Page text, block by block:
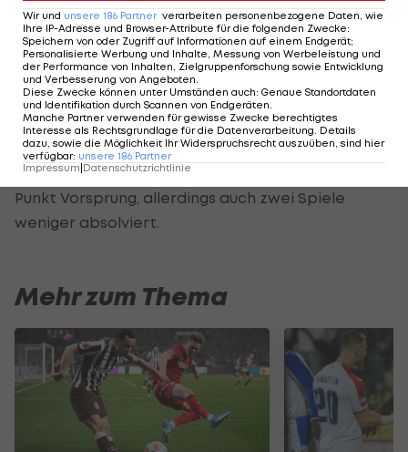
gleichen binnen sechs Minuten aus. In der 85.
Minute kommt Baidoo zu seinem Comeback und
darf wenige Minuten später über den Siegtreffer
jubeln. Abwehrkollege Ganiou trifft in der
Nachspielzeit zum 3:2-Sieg (90.+1).
Damit bleibt Lens TabellenführerParis Saint-
Germainauf den Fersen. PSG hat aktuell einen
Punkt Vorsprung, allerdings auch zwei Spiele
weniger absolviert.
Mehr zum Thema
Wir und unsere 186 Partner verarbeiten personenbezogene Daten, wie
Ihre IP-Adresse und Browser-Attribute für die folgenden Zwecke:
Speichern von oder Zugriff auf Informationen auf einem Endgerät;
Personalisierte Werbung und Inhalte, Messung von Werbeleistung und
der Performance von Inhalten, Zielgruppenforschung sowie Entwicklung
und Verbesserung von Angeboten.
Diese Zwecke können unter Umständen auch: Genaue Standortdaten
und Identifikation durch Scannen von Endgeräten.
Manche Partner verwenden für gewisse Zwecke berechtigtes
Interesse als Rechtsgrundlage für die Datenverarbeitung. Details
dazu, sowie die Möglichkeit Ihr Widerspruchsrecht auszuüben, sind hier
verfügbar: unsere 186 Partner
Impressum Datenschutzrichtlinie